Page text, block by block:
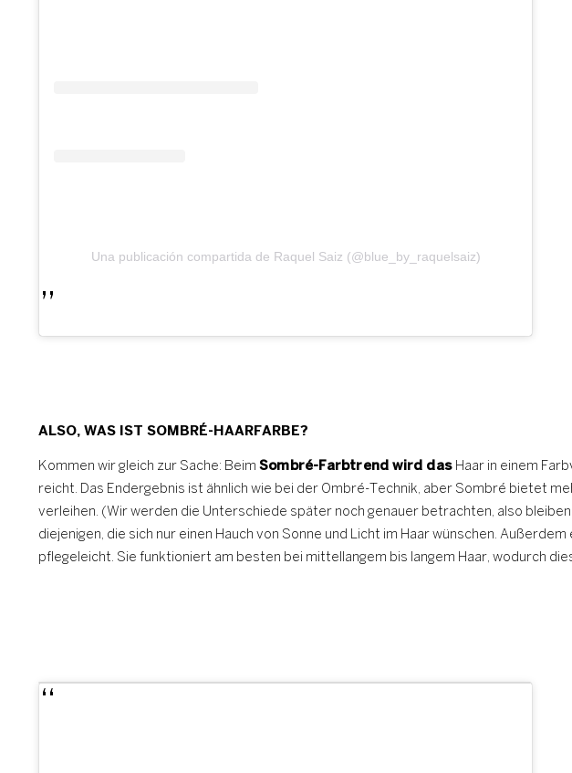
Una publicación compartida de Raquel Saiz (@blue_by_raquelsaiz)
ALSO, WAS IST SOMBRÉ-HAARFARBE?
Kommen wir gleich zur Sache: Beim Sombré-Farbtrend wird das Haar in einem
reicht. Das Endergebnis ist ähnlich wie bei der Ombré-Technik, aber Sombré bietet
verleihen. (Wir werden die Unterschiede später noch genauer betrachten, also
diejenigen, die sich nur einen Hauch von Sonne und Licht im Haar wünschen.
pflegeleicht. Sie funktioniert am besten bei mittellangem bis langem Haar, wodurch